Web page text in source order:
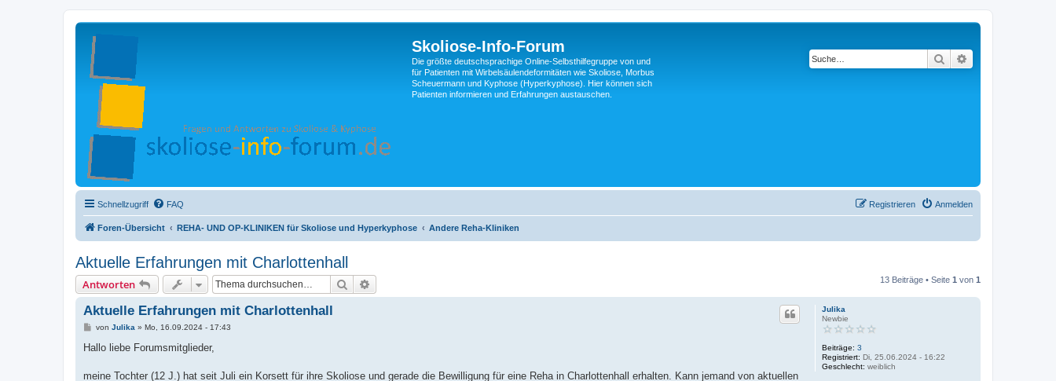
Skoliose-Info-Forum
Die größte deutschsprachige Online-Selbsthilfegruppe von und
für Patienten mit Wirbelsäulendeformitäten wie Skoliose, Morbus
Scheuermann und Kyphose (Hyperkyphose). Hier können sich
Patienten informieren und Erfahrungen austauschen.
Suche
Schnellzugriff FAQ Anmelden
Registrieren
Foren-Übersicht REHA- UND OP-KLINIKEN für Skoliose und Hyperkyphose Andere Reha-Kliniken
Aktuelle Erfahrungen mit Charlottenhall
Antworten Suche 13 Beiträge • Seite 1 von 1
Julika
Newbie
Beiträge: 3
Registriert: Di, 25.06.2024 - 16:22
Geschlecht: weiblich
Aktuelle Erfahrungen mit Charlottenhall
B
i
a
von Julika » Mo, 16.09.2024 - 17:43
Hallo liebe Forumsmitglieder,
meine Tochter (12 J.) hat seit Juli ein Korsett für ihre Skoliose und gerade die Bewilligung für eine Reha in Charlottenhall erhalten. Kann jemand von aktuellen